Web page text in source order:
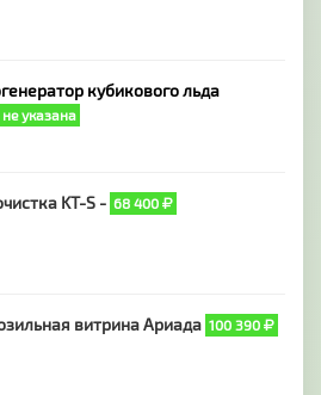
кубикового льда
указана
KT-S - 68 400
витрина Ариада 100 390